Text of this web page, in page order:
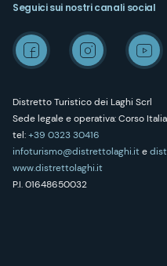
Distretto Turistico dei Laghi Scrl
Sede legale e operativa: Corso
tel:+39 0323 30416
infoturismo@distrettolaghi.ite
www.distrettolaghi.it
P.I. 01648650032
Seguici sui nostri canali social